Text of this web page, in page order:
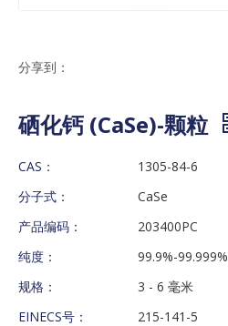
分享到：
硒化钙 (CaSe)-颗粒
CAS：
1305-84-6
分子式：
CaSe
产品编码：
203400PC
纯度：
99.9%-99.999%
规格：
3 - 6 毫米
EINECS号：
215-141-5